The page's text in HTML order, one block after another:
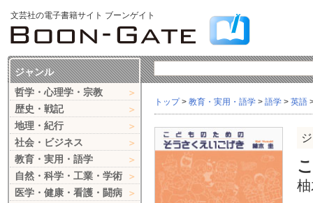
文芸社の電子書籍サイト ブーンゲイト
トップ> 教育・実用・語学 > 語学 > 英語
ジャンル
哲学・心理学・宗教
歴史・戦記
地理・紀行
社会・ビジネス
教育・実用・語学
自然・科学・工業・学術
医学・健康・看護・闘病